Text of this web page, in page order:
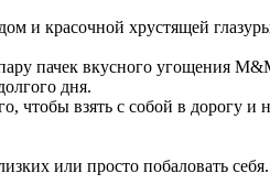
и красочной хрустящей
пачек вкусного угощения
дня.
взять с собой в дорогу и
или просто побаловать себя.